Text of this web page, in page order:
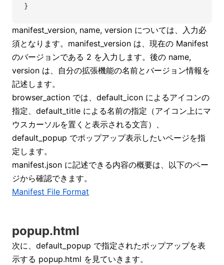
}
manifest_version, name, version については、入力必
須となります。manifest_version は、現在の Manifest
のバージョンである 2 を入力します。後の name,
version は、自分の拡張機能の名前とバージョン情報を
記述します。
browser_action では、default_icon によるアイコンの
指定、default_title による名前の指定（アイコン上にマ
ウスカーソルを置くと表示される文言）、
default_popup でポップアップ表示したいページを指
定します。
manifest.json に記述できる内容の概要は、以下のペー
ジから確認できます。
Manifest File Format
popup.html
次に、default_popup で指定されたポップアップを表
示する popup.html を見ていきます。